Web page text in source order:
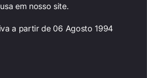
em nosso site.
a partir de 06 Agosto 1994